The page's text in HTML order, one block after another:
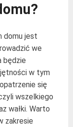
domu jest
we
będzie
w tym
się
wszelkiego
wałki. Warto
zakresie